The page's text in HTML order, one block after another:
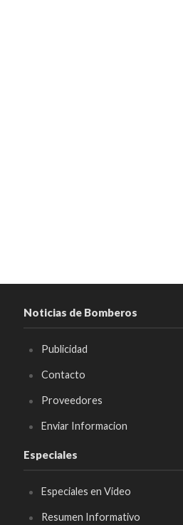
Noticias de Bomberos
Publicidad
Contacto
Proveedores
Enviar Informacion
Especiales
Especiales en Video
Resumen Informativo